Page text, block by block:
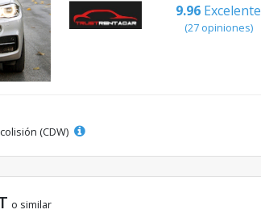
9.96 Excelente
(27 opiniones)
(CDW)
o similar